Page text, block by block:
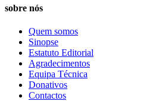
sobre nós
Quem somos
Sinopse
Estatuto Editorial
Agradecimentos
Equipa Técnica
Donativos
Contactos